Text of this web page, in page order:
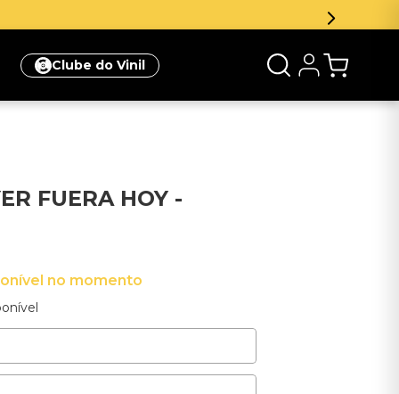
Clube do Vinil
FUERA HOY -
no momento